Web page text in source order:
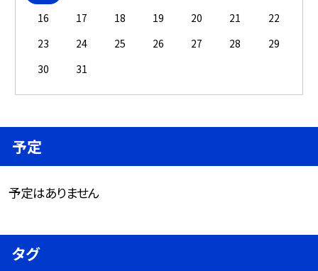
16
17 18 19 20 21
22
23
24 25 26 27 28
29
30
31
予定
予定はありません
タグ